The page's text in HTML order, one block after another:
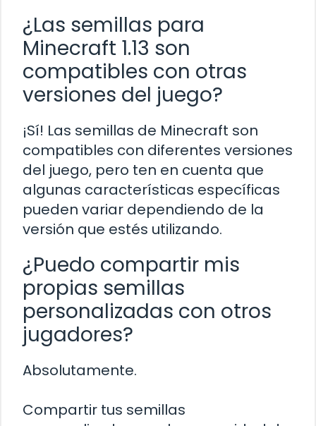
¿Las semillas para
Minecraft 1.13 son
compatibles con otras
versiones del juego?
¡Sí! Las semillas de Minecraft son
compatibles con diferentes versiones
del juego, pero ten en cuenta que
algunas características específicas
pueden variar dependiendo de la
versión que estés utilizando.
¿Puedo compartir mis
propias semillas
personalizadas con otros
jugadores?
Absolutamente.
Compartir tus semillas